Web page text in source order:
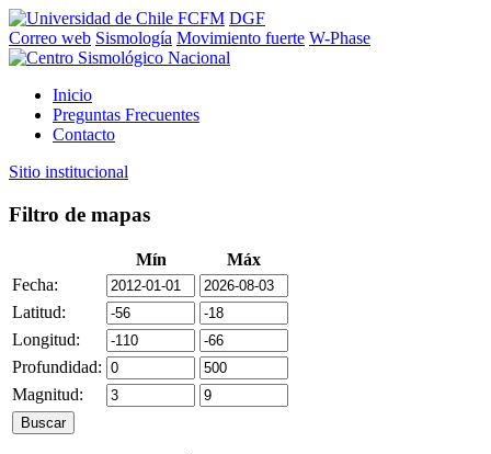
FCFM DGF
Correo web Sismología Movimiento fuerte W-Phase
Inicio
Preguntas Frecuentes
Contacto
Sitio institucional
Filtro de mapas
Mín
Máx
Fecha:
Latitud:
Longitud:
Profundidad:
Magnitud: